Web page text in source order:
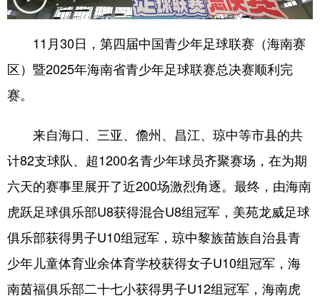
11月30日，第四届中国青少年足球联赛（海南赛
区）暨2025年海南省青少年足球联赛总决赛顺利完
赛。
来自海口、三亚、儋州、昌江、琼中等市县的共
计82支球队、超1200名青少年球员齐聚赛场，在为期
六天的赛事里展开了近200场激烈角逐。最终，由海南
虎跃足球俱乐部U8获得混合U8组冠军，美苑龙威足球
俱乐部获得男子U10组冠军，琼中黎族苗族自治县青
少年儿童体育业余体育学校获得女子U10组冠军，海
南茵福俱乐部二十七小获得男子U12组冠军，海南虎